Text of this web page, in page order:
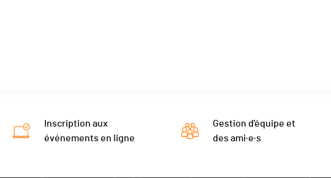
Inscription aux
événements en ligne
Gestion d'équipe et
des ami·e·s